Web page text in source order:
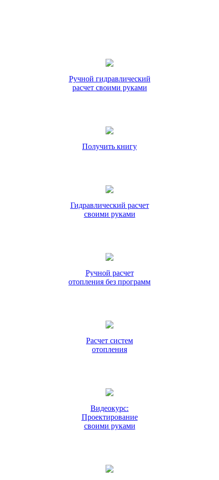
Ручной гидравлический
расчет своими руками
Получить книгу
Гидравлический расчет
своими руками
Ручной расчет
отопления без программ
Расчет систем
отопления
Видеокурс:
Проектирование
своими руками